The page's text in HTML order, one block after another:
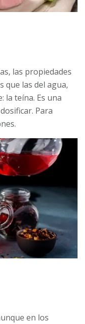
las propiedades
que las del agua,
la teína. Es una
Para
en los